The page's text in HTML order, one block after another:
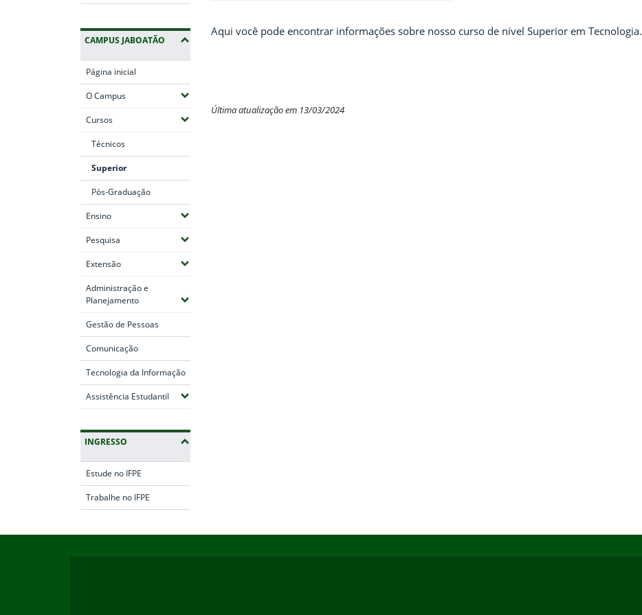
CAMPUS JABOATÃO
Página inicial
O Campus(Expandir submenus)
Cursos(Expandir submenus)
Técnicos
Superior
Pós-Graduação
Ensino(Expandir submenus)
Pesquisa (Expandir submenus)
Extensão(Expandir submenus)
Administração e
Planejamento(Expandir submenus)
Gestão de Pessoas
Comunicação
Tecnologia da Informação
Assistência Estudantil (Expandir submenus)
INGRESSO
Estude no IFPE
Trabalhe no IFPE
Aqui você pode encontrar informações sobre nosso curso de nível Superior em Tecnologia.
Última atualização em 13/03/2024